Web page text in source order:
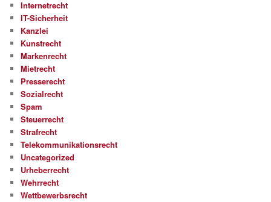
Internetrecht
IT-Sicherheit
Kanzlei
Kunstrecht
Markenrecht
Mietrecht
Presserecht
Sozialrecht
Spam
Steuerrecht
Strafrecht
Telekommunikationsrecht
Uncategorized
Urheberrecht
Wehrrecht
Wettbewerbsrecht